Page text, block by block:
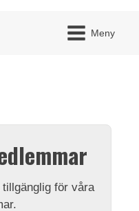
Meny
för våra